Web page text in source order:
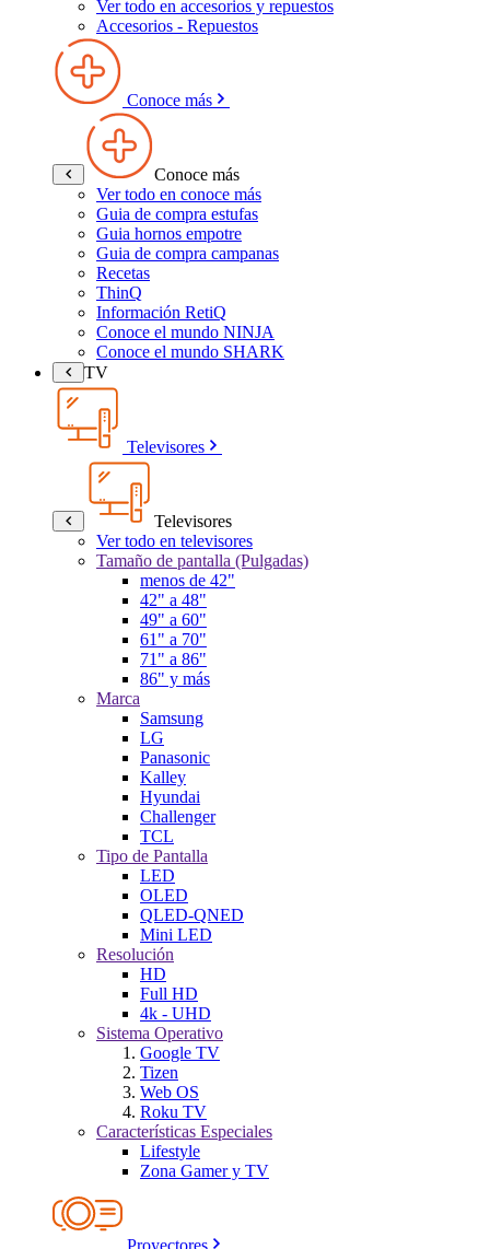
Ver todo en accesorios y repuestos
Accesorios - Repuestos
Conoce más
Conoce más
Ver todo en conoce más
Guia de compra estufas
Guia hornos empotre
Guia de compra campanas
Recetas
ThinQ
Información RetiQ
Conoce el mundo NINJA
Conoce el mundo SHARK
TV
Televisores
Televisores
Ver todo en televisores
Tamaño de pantalla (Pulgadas)
menos de 42"
42" a 48"
49" a 60"
61" a 70"
71" a 86"
86" y más
Marca
Samsung
LG
Panasonic
Kalley
Hyundai
Challenger
TCL
Tipo de Pantalla
LED
OLED
QLED-QNED
Mini LED
Resolución
HD
Full HD
4k - UHD
Sistema Operativo
Google TV
Tizen
Web OS
Roku TV
Características Especiales
Lifestyle
Zona Gamer y TV
Proyectores